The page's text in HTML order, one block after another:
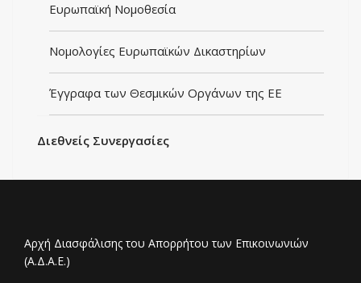
Ευρωπαϊκή Νομοθεσία
Νομολογίες Ευρωπαϊκών Δικαστηρίων
Έγγραφα των Θεσμικών Οργάνων της ΕΕ
Διεθνείς Συνεργασίες
Αρχή Διασφάλισης του Απορρήτου των Επικοινωνιών
(Α.Δ.Α.Ε.)